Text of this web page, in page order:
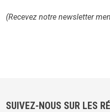
(Recevez notre newsletter
SUIVEZ-NOUS SUR LES